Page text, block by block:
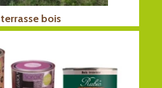
terrasse bois